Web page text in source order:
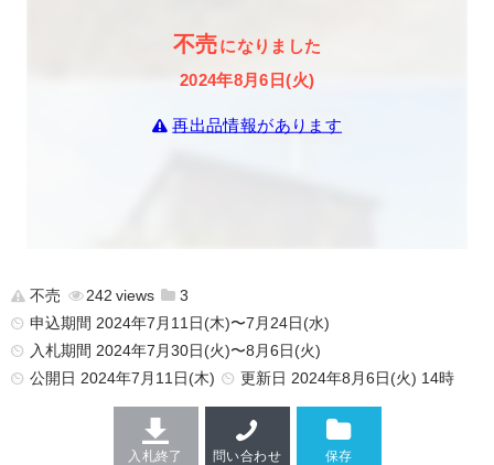
不売になりました
2024年8月6日(火)
再出品情報があります
不売 242
3
申込期間 2024年7月11日(木)〜7月24日(水)
入札期間 2024年7月30日(火)〜8月6日(火)
公開日 2024年7月11日(木) 更新日 2024年8月6日(火) 14時
入札終了 問い合わせ